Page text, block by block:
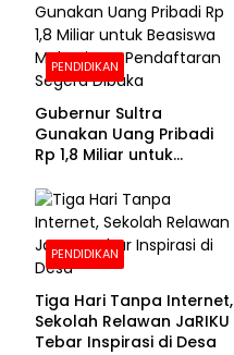
PENDIDIKAN
Gubernur Sultra
Gunakan Uang Pribadi
Rp 1,8 Miliar untuk
Pendaftaran Segera
Dibuka
PENDIDIKAN
Tiga Hari Tanpa Internet,
Sekolah Relawan JaRIKU
Tebar Inspirasi di Desa